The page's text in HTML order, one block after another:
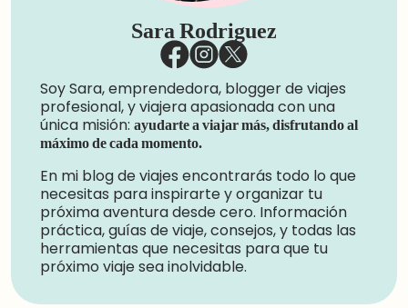
Sara Rodriguez
Soy Sara, emprendedora, blogger de viajes
profesional, y viajera apasionada con una
única misión: ayudarte a viajar más, disfrutando al
máximo de cada momento.
En mi blog de viajes encontrarás todo lo que
necesitas para inspirarte y organizar tu
próxima aventura desde cero. Información
práctica, guías de viaje, consejos, y todas las
herramientas que necesitas para que tu
próximo viaje sea inolvidable.